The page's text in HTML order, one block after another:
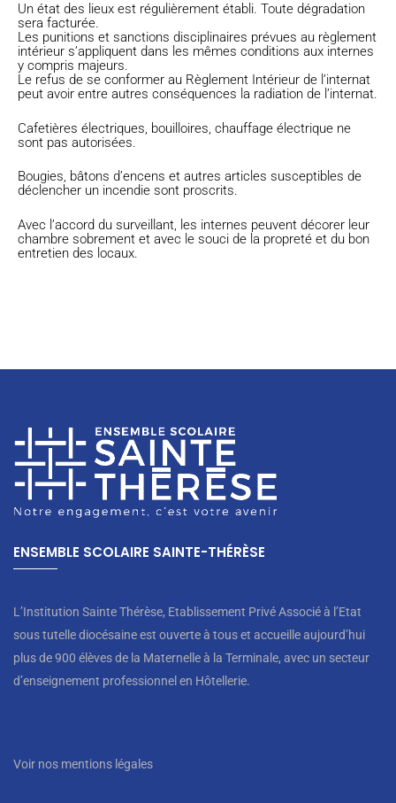
Un état des lieux est régulièrement établi. Toute dégradation
sera facturée.
Les punitions et sanctions disciplinaires prévues au règlement
intérieur s’appliquent dans les mêmes conditions aux internes
y compris majeurs.
Le refus de se conformer au Règlement Intérieur de l’internat
peut avoir entre autres conséquences la radiation de l’internat.
Cafetières électriques, bouilloires, chauffage électrique ne
sont pas autorisées.
Bougies, bâtons d’encens et autres articles susceptibles de
déclencher un incendie sont proscrits.
Avec l’accord du surveillant, les internes peuvent décorer leur
chambre sobrement et avec le souci de la propreté et du bon
entretien des locaux.
ENSEMBLE SCOLAIRE SAINTE-THÉRÈSE
L’Institution Sainte Thérèse, Etablissement Privé Associé à l’Etat
sous tutelle diocésaine est ouverte à tous et accueille aujourd’hui
plus de 900 élèves de la Maternelle à la Terminale, avec un secteur
d’enseignement professionnel en Hôtellerie.
Voir nos mentions légales